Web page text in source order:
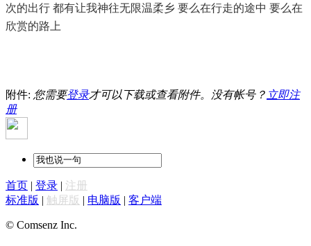
次的出行 都有让我神往无限温柔乡 要么在行走的途中 要么在
欣赏的路上
附件: 您需要登录才可以下载或查看附件。没有帐号？ 立即注
册
首页 | 登录 | 注册
标准版 | 触屏版 | 电脑版 | 客户端
© Comsenz Inc.